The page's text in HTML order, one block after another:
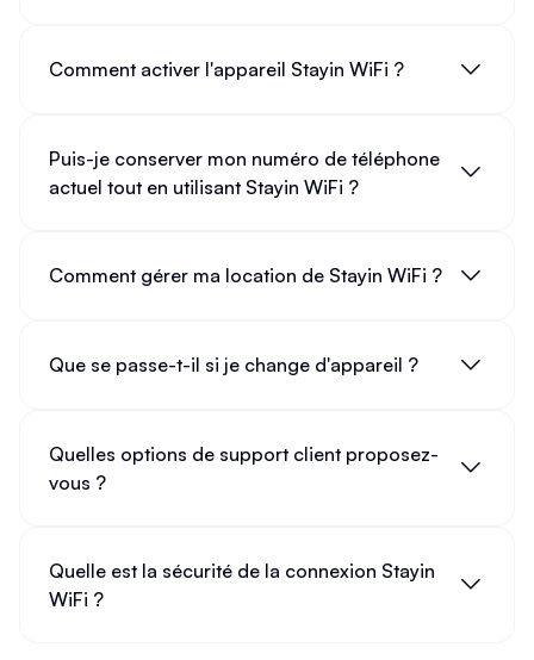
Comment activer l'appareil Stayin WiFi ?
Puis-je conserver mon numéro de téléphone
actuel tout en utilisant Stayin WiFi ?
Comment gérer ma location de Stayin WiFi ?
Que se passe-t-il si je change d'appareil ?
Quelles options de support client proposez-
vous ?
Quelle est la sécurité de la connexion Stayin
WiFi ?